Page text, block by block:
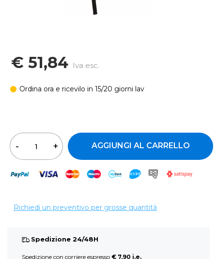
€ 51,84 Iva esc.
Ordina ora e ricevilo in 15/20 giorni lav
AGGIUNGI AL CARRELLO
Richiedi un preventivo per grosse quantità
Spedizione 24/48H
Spedizione con corriere espresso € 7,90 i.e.